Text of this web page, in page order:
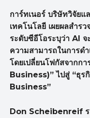
การ์ทเนอร์ บริษัทวิจัยแ
เทคโนโลยี เผยผลสำร
ระดับซีอีโอระบุว่า AI จ
ความสามารถในการด
โดยเปลี่ยนโฟกัสจากกา
Business)”ไปสู่ “ธุร
Business”
Don Scheibenreif